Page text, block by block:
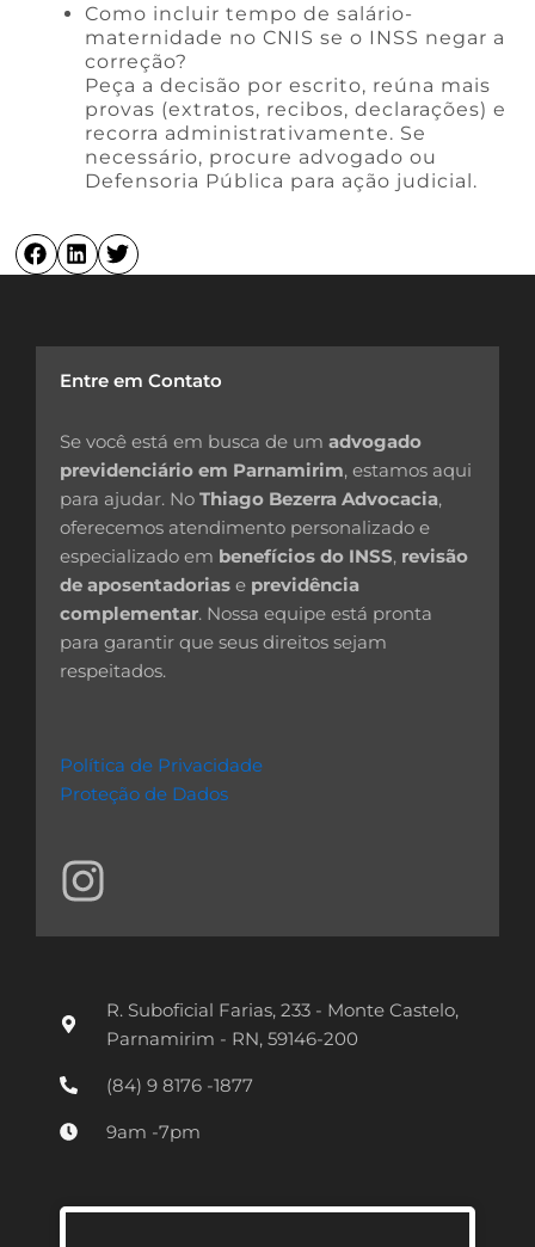
Como incluir tempo de salário-
maternidade no CNIS se o INSS negar a
correção?
Peça a decisão por escrito, reúna mais
provas (extratos, recibos, declarações) e
recorra administrativamente. Se
necessário, procure advogado ou
Defensoria Pública para ação judicial.
Entre em Contato
Se você está em busca de um advogado
previdenciário em Parnamirim, estamos aqui
para ajudar. No Thiago Bezerra Advocacia,
oferecemos atendimento personalizado e
especializado em benefícios do INSS, revisão
de aposentadorias e previdência
complementar. Nossa equipe está pronta
para garantir que seus direitos sejam
respeitados.
Política de Privacidade
Proteção de Dados
I
n
s
g
R. Suboficial Farias, 233 - Monte Castelo,
Parnamirim - RN, 59146-200
(84) 9 8176 -1877
9am -7pm